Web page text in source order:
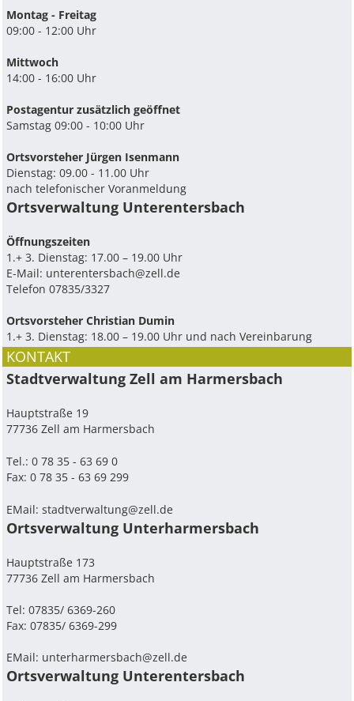
Montag - Freitag
09:00 - 12:00 Uhr
Mittwoch
14:00 - 16:00 Uhr
Postagentur zusätzlich geöffnet
Samstag 09:00 - 10:00 Uhr
Ortsvorsteher Jürgen Isenmann
Dienstag: 09.00 - 11.00 Uhr
nach telefonischer Voranmeldung
Ortsverwaltung Unterentersbach
Ö­ffnungszeiten
1.+ 3. Dienstag: 17.00 – 19.00 Uhr
E-Mail: unterentersbach@zell.de
Telefon 07835/3327
Ortsvorsteher Christian Dumin
1.+ 3. Dienstag: 18.00 – 19.00 Uhr und nach Vereinbarung
KONTAKT
Stadtverwaltung Zell am Harmersbach
Hauptstraße 19
77736 Zell am Harmersbach
Tel.: 0 78 35 - 63 69 0
Fax: 0 78 35 - 63 69 299
EMail:stadtverwaltung@zell.de
Ortsverwaltung Unterharmersbach
Hauptstraße 173
77736 Zell am Harmersbach
Tel: 07835/ 6369-260
Fax: 07835/ 6369-299
EMail: unterharmersbach@zell.de
Ortsverwaltung Unterentersbach